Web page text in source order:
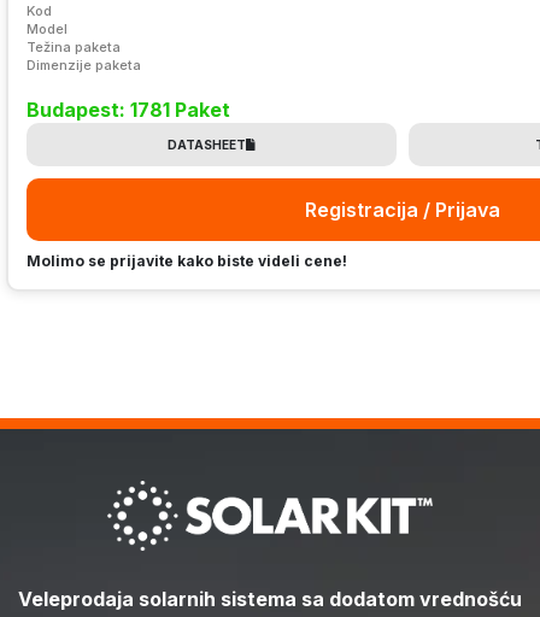
Kod
Model
Težina paketa
Dimenzije paketa
Budapest: 1781 Paket
DATASHEET
Registracija / Prijava
Molimo se prijavite kako biste videli cene!
Veleprodaja solarnih sistema sa dodatom vrednošću